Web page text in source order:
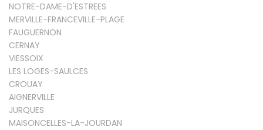
NOTRE-DAME-D'ESTREES
MERVILLE-FRANCEVILLE-PLAGE
FAUGUERNON
CERNAY
VIESSOIX
LES LOGES-SAULCES
CROUAY
AIGNERVILLE
JURQUES
MAISONCELLES-LA-JOURDAN